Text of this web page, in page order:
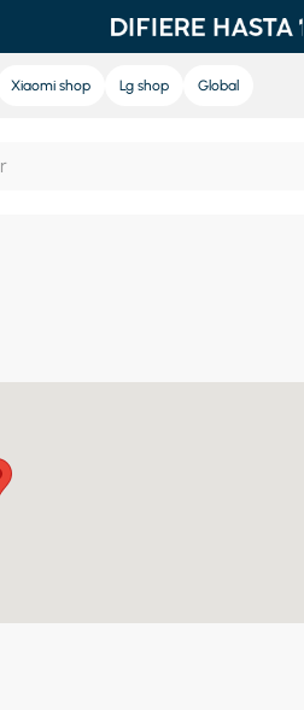
Xiaomi shop Lg shop Global